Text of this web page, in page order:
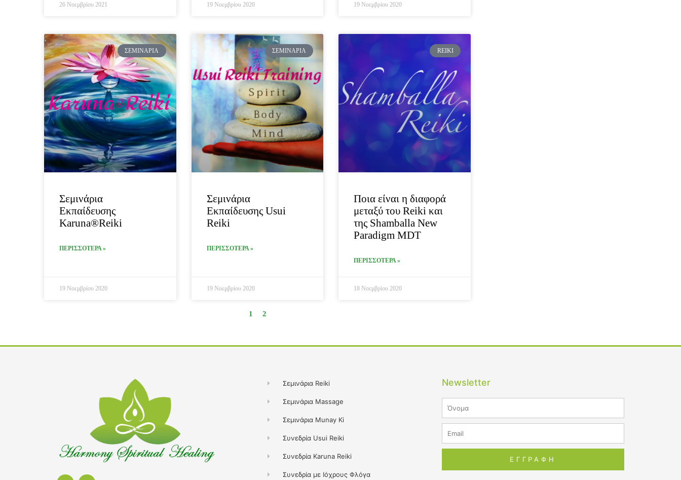
26 Νοεμβρίου 2021 19 Νοεμβρίου 2020 19 Νοεμβρίου 2020
ΣΕΜΙΝΆΡΙΑ
Σεμινάρια
Εκπαίδευσης
Karuna®Reiki
ΠΕΡΙΣΣΟΤΕΡΑ »
19 Νοεμβρίου 2020
ΣΕΜΙΝΆΡΙΑ
Σεμινάρια
Εκπαίδευσης Usui
Reiki
ΠΕΡΙΣΣΟΤΕΡΑ »
19 Νοεμβρίου 2020
REIKI
Ποια είναι η διαφορά
μεταξύ του Reiki και
της Shamballa New
Paradigm MDT
ΠΕΡΙΣΣΟΤΕΡΑ »
18 Νοεμβρίου 2020
1 2
F
I
Σεμινάρια Reiki
Σεμινάρια Massage
Σεμινάρια Munay Ki
Συνεδρία Usui Reiki
Συνεδρία Karuna Reiki
Συνεδρία με Ιόχρους Φλόγα
Newsletter
Name
Email
ΕΓΓΡΑΦΗ